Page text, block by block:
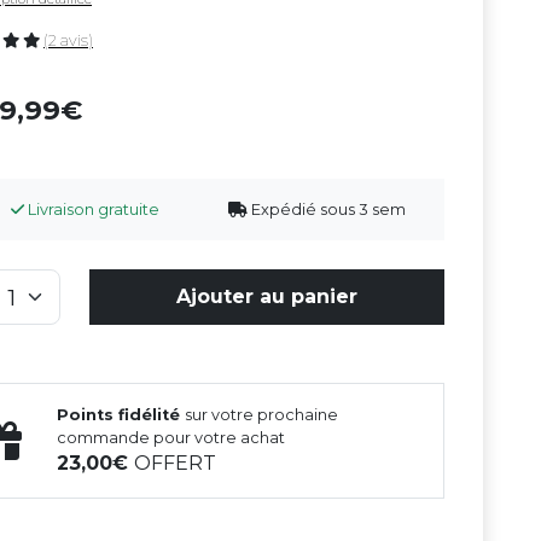
(2 avis)
Livraison gratuite Expédié sous 3 sem
Ajouter au panier
Points fidélité sur votre prochaine
commande pour votre achat
23,00OFFERT